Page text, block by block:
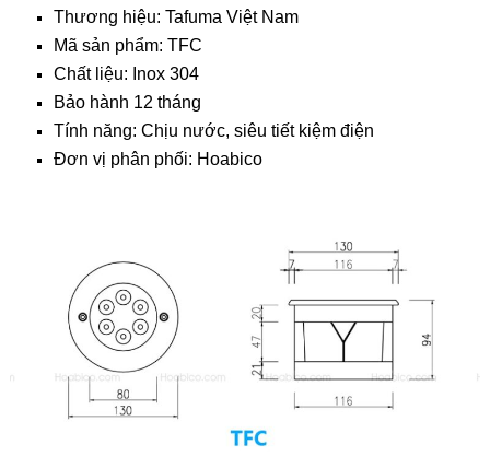
Thương hiệu: Tafuma Việt Nam
Mã sản phẩm: TFC
Chất liệu: Inox 304
Bảo hành 12 tháng
Tính năng: Chịu nước, siêu tiết kiệm điện
Đơn vị phân phối: Hoabico